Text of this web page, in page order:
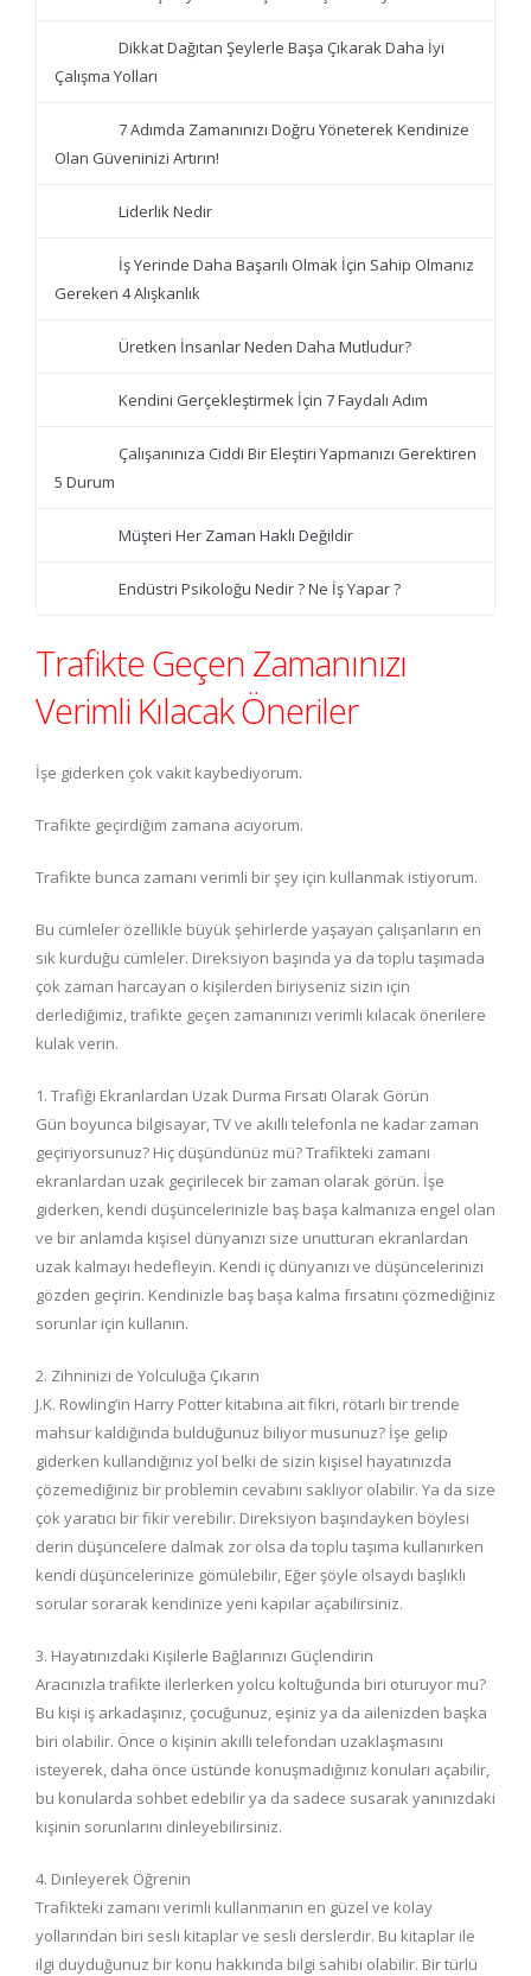
Dikkat Dağıtan Şeylerle Başa Çıkarak Daha İyi
Çalışma Yolları
7 Adımda Zamanınızı Doğru Yöneterek Kendinize
Olan Güveninizi Artırın!
Liderlik Nedir
İş Yerinde Daha Başarılı Olmak İçin Sahip Olmanız
Gereken 4 Alışkanlık
Üretken İnsanlar Neden Daha Mutludur?
Kendini Gerçekleştirmek İçin 7 Faydalı Adım
Çalışanınıza Ciddi Bir Eleştiri Yapmanızı Gerektiren
5 Durum
Müşteri Her Zaman Haklı Değildir
Endüstri Psikoloğu Nedir ? Ne İş Yapar ?
Trafikte Geçen Zamanınızı
Verimli Kılacak Öneriler
İşe giderken çok vakit kaybediyorum.
Trafikte geçirdiğim zamana acıyorum.
Trafikte bunca zamanı verimli bir şey için kullanmak istiyorum.
Bu cümleler özellikle büyük şehirlerde yaşayan çalışanların en
sık kurduğu cümleler. Direksiyon başında ya da toplu taşımada
çok zaman harcayan o kişilerden biriyseniz sizin için
derlediğimiz, trafikte geçen zamanınızı verimli kılacak önerilere
kulak verin.
1. Trafiği Ekranlardan Uzak Durma Fırsatı Olarak Görün
Gün boyunca bilgisayar, TV ve akıllı telefonla ne kadar zaman
geçiriyorsunuz? Hiç düşündünüz mü? Trafikteki zamanı
ekranlardan uzak geçirilecek bir zaman olarak görün. İşe
giderken, kendi düşüncelerinizle baş başa kalmanıza engel olan
ve bir anlamda kişisel dünyanızı size unutturan ekranlardan
uzak kalmayı hedefleyin. Kendi iç dünyanızı ve düşüncelerinizi
gözden geçirin. Kendinizle baş başa kalma fırsatını çözmediğiniz
sorunlar için kullanın.
2. Zihninizi de Yolculuğa Çıkarın
J.K. Rowling’in Harry Potter kitabına ait fikri, rötarlı bir trende
mahsur kaldığında bulduğunuz biliyor musunuz? İşe gelip
giderken kullandığınız yol belki de sizin kişisel hayatınızda
çözemediğiniz bir problemin cevabını saklıyor olabilir. Ya da size
çok yaratıcı bir fikir verebilir. Direksiyon başındayken böylesi
derin düşüncelere dalmak zor olsa da toplu taşıma kullanırken
kendi düşüncelerinize gömülebilir, Eğer şöyle olsaydı başlıklı
sorular sorarak kendinize yeni kapılar açabilirsiniz.
3. Hayatınızdaki Kişilerle Bağlarınızı Güçlendirin
Aracınızla trafikte ilerlerken yolcu koltuğunda biri oturuyor mu?
Bu kişi iş arkadaşınız, çocuğunuz, eşiniz ya da ailenizden başka
biri olabilir. Önce o kişinin akıllı telefondan uzaklaşmasını
isteyerek, daha önce üstünde konuşmadığınız konuları açabilir,
bu konularda sohbet edebilir ya da sadece susarak yanınızdaki
kişinin sorunlarını dinleyebilirsiniz.
4. Dinleyerek Öğrenin
Trafikteki zamanı verimli kullanmanın en güzel ve kolay
yollarından biri sesli kitaplar ve sesli derslerdir. Bu kitaplar ile
ilgi duyduğunuz bir konu hakkında bilgi sahibi olabilir. Bir türlü